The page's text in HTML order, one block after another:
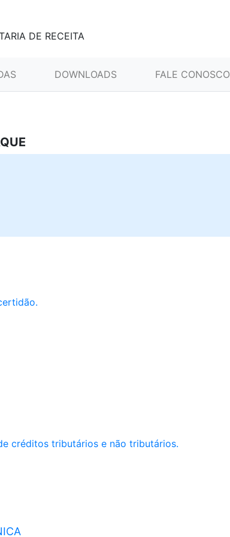
DE RECEITA
DOWNLOADS FALE CONOSCO
créditos tributários e não tributários.